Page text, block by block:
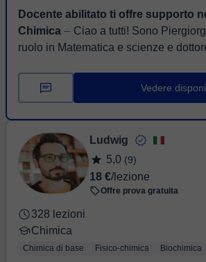
Docente abilitato ti offre supporto
Chimica ⏤ Ciao a tutti! Sono Piergiorgio, docente di
ruolo in Matematica e scienze e
Vedere
Ludwig
5,0 (9)
18 €/lezione
Offre prova gratuita
328 lezioni
Chimica
Chimica di base Fisico-chimica Biochimica